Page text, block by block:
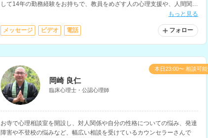
して14年の勤務経験をお持ちで、教員をめざす人の心理支援や、人間関
もっと見る
メッセージ ビデオ 電話 フォロー
岡崎 良仁
臨床心理士・公認心理師
お寺で心理相談室を開設し、対人関係や自分の性格についての悩み、発達
障害や不登校の悩みなど、幅広い相談を受けているカウンセラーさんで
本日23:00〜 相談可能